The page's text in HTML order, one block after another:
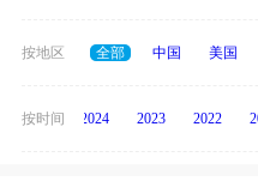
按地区 全部 中国 美国
按时间
2025 2024 2023 2022